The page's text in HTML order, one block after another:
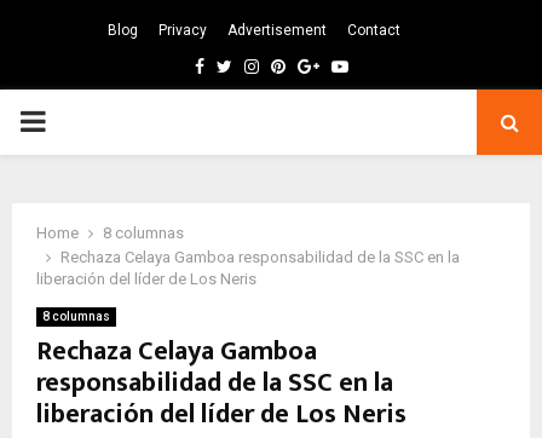
Blog Privacy Advertisement Contact
Facebook
TwitterInstagram
Pinterest
GoogleYoutube
PRIMARY
Home
8 columnas
Rechaza Celaya Gamboa responsabilidad de la SSC en la
liberación del líder de Los Neris
8 columnas
Rechaza Celaya Gamboa
responsabilidad de la SSC en la
liberación del líder de Los Neris